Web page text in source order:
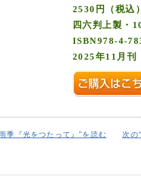
2530円（税込
四六判上製・
ISBN978-4-
2025年11月刊
季『光をつたって』”を読む 次の